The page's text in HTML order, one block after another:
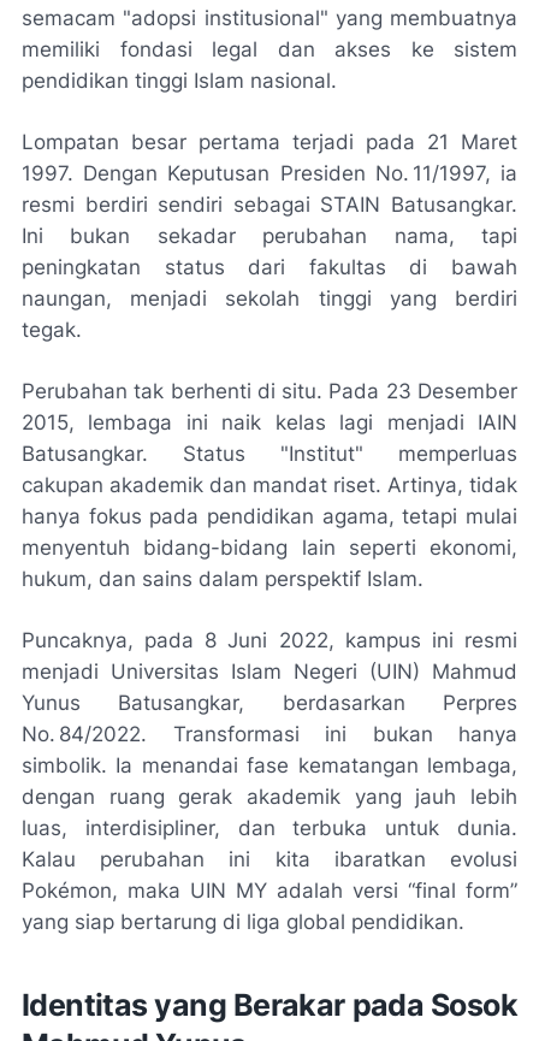
semacam "adopsi institusional" yang membuatnya
memiliki fondasi legal dan akses ke sistem
pendidikan tinggi Islam nasional.
Lompatan besar pertama terjadi pada 21 Maret
1997. Dengan Keputusan Presiden No. 11/1997, ia
resmi berdiri sendiri sebagai STAIN Batusangkar.
Ini bukan sekadar perubahan nama, tapi
peningkatan status dari fakultas di bawah
naungan, menjadi sekolah tinggi yang berdiri
tegak.
Perubahan tak berhenti di situ. Pada 23 Desember
2015, lembaga ini naik kelas lagi menjadi IAIN
Batusangkar. Status "Institut" memperluas
cakupan akademik dan mandat riset. Artinya, tidak
hanya fokus pada pendidikan agama, tetapi mulai
menyentuh bidang-bidang lain seperti ekonomi,
hukum, dan sains dalam perspektif Islam.
Puncaknya, pada 8 Juni 2022, kampus ini resmi
menjadi Universitas Islam Negeri (UIN) Mahmud
Yunus Batusangkar, berdasarkan Perpres
No. 84/2022. Transformasi ini bukan hanya
simbolik. Ia menandai fase kematangan lembaga,
dengan ruang gerak akademik yang jauh lebih
luas, interdisipliner, dan terbuka untuk dunia.
Kalau perubahan ini kita ibaratkan evolusi
Pokémon, maka UIN MY adalah versi “final form”
yang siap bertarung di liga global pendidikan.
Identitas yang Berakar pada Sosok